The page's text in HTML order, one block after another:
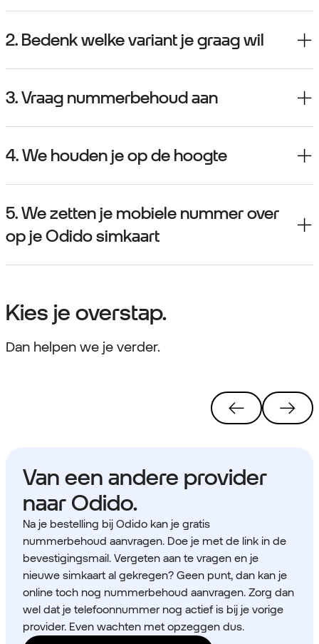
2. Bedenk welke variant je graag wil
3. Vraag nummerbehoud aan
4. We houden je op de hoogte
5. We zetten je mobiele nummer over
op je Odido simkaart
Kies je overstap.
Dan helpen we je verder.
Van een andere provider
naar Odido.
Na je bestelling bij Odido kan je gratis
nummerbehoud aanvragen. Doe je met de link in de
bevestigingsmail. Vergeten aan te vragen en je
nieuwe simkaart al gekregen? Geen punt, dan kan je
online toch nog nummerbehoud aanvragen. Zorg dan
wel dat je telefoonnummer nog actief is bij je vorige
provider. Even wachten met opzeggen dus.